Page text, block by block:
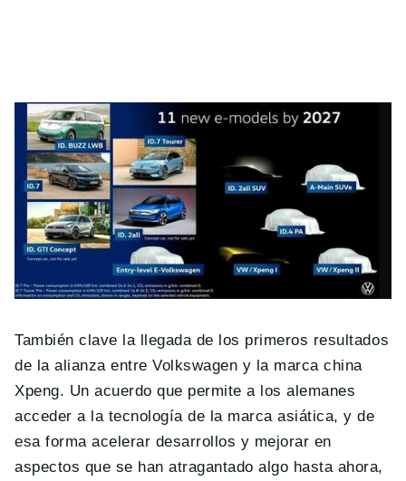
También clave la llegada de los primeros resultados
de la alianza entre Volkswagen y la marca china
Xpeng. Un acuerdo que permite a los alemanes
acceder a la tecnología de la marca asiática, y de
esa forma acelerar desarrollos y mejorar en
aspectos que se han atragantado algo hasta ahora,